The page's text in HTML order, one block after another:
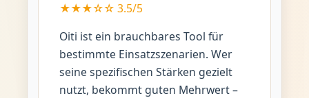
★★★☆☆ 3.5/5
Oiti ist ein brauchbares Tool für
bestimmte Einsatzszenarien. Wer
seine spezifischen Stärken gezielt
nutzt, bekommt guten Mehrwert –